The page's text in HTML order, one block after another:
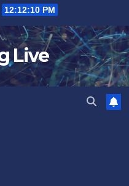
12:12:11 PM
Live